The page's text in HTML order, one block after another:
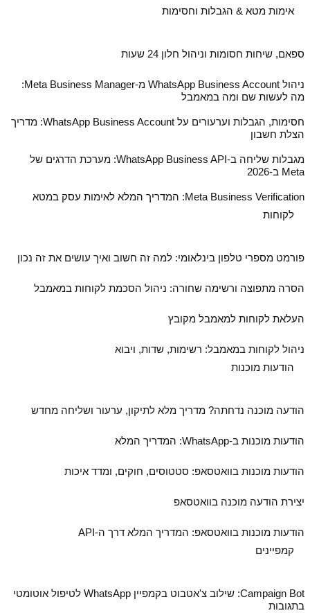
אימות מטא & הגבלות וחסימות
ספאם, שיחות חסומות וניהול חלון 24 שעות
ניהול WhatsApp Business Account מ‑Meta Business Manager:
מה לעשות שם ומה במאמבל
חסימות, הגבלות וערעורים על WhatsApp Business Account: מדריך
הצלת חשבון
מגבלות שליחה ב‑WhatsApp Business API: מערכת הדרגים של
Meta ב‑2026
Meta Business Verification: המדריך המלא לאימות עסק במטא
לקוחות
פורמט מספרי טלפון בינלאומי: למה זה חשוב ואיך עושים את זה נכון
הסרה מתפוצה ורשימה שחורה: ניהול הסכמת לקוחות במאמבל
העלאת לקוחות למאמבל מקובץ
ניהול לקוחות במאמבל: רשימות, שדות, ויבוא
הודעות מוכנות
הודעה מוכנה נדחתה? מדריך מלא לתיקון, ערעור ושליחה מחדש
הודעות מוכנות ב‑WhatsApp: המדריך המלא
הודעות מוכנות בוואטסאפ: סטטוסים, חוקים, ומדד איכות
יצירת הודעה מוכנה בוואטסאפ
הודעות מוכנות בוואטסאפ: המדריך המלא דרך ה‑API
קמפיינים
Campaign Bot: שילוב צ'אטבוט בקמפיין WhatsApp לטיפול אוטומטי
בתגובות